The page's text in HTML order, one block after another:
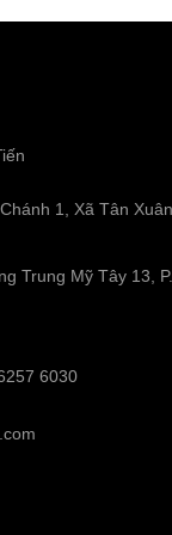
1, Xã Tân
Trung Mỹ Tây 13, P.
6030